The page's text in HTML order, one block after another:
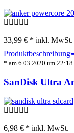
33,99 € * inkl. MwSt.
Produktbeschreibung
* am 6.03.2020 um
SanDisk Ultra
6,98 € * inkl. MwSt.